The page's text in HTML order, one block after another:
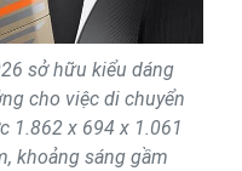
sở hữu kiểu dáng
cho việc di chuyển
1.862 x 694 x 1.061
khoảng sáng gầm